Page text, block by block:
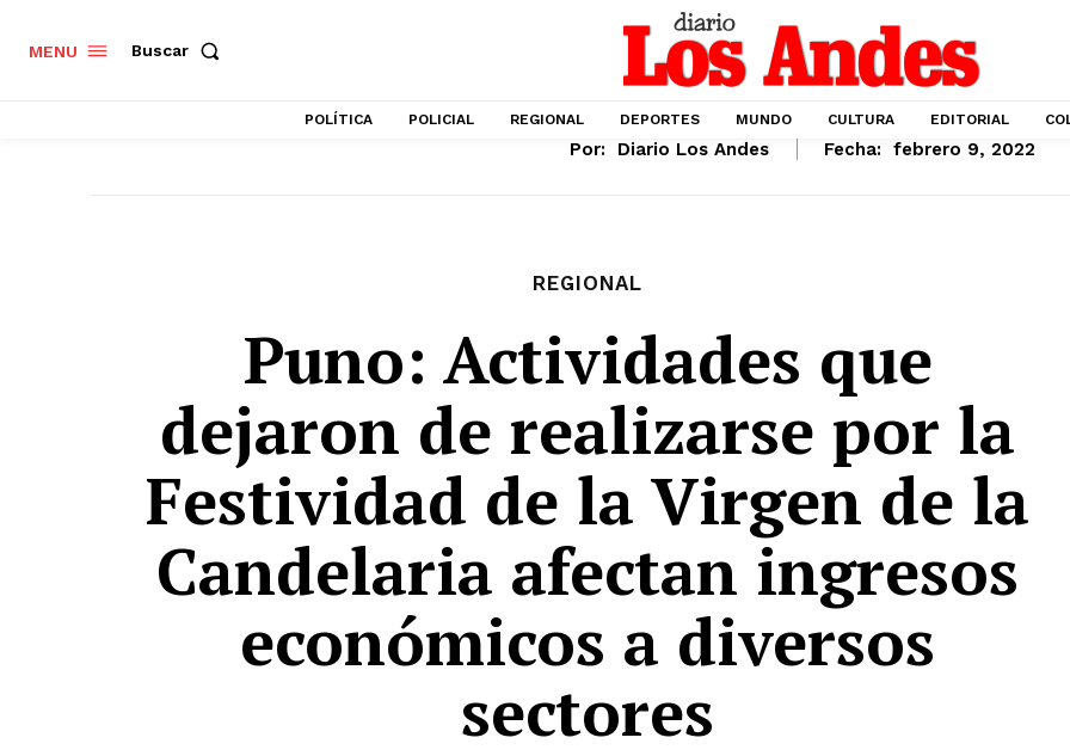
MENU Buscar
POLÍTICA POLICIAL REGIONAL DEPORTES MUNDO CULTURA EDITORIAL
Por: Diario Los Andes Fecha: febrero 9, 2022
REGIONAL
Puno: Actividades que
dejaron de realizarse por la
Festividad de la Virgen de la
Candelaria afectan ingresos
económicos a diversos
sectores